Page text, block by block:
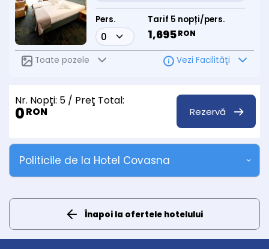
Pers. Tarif 5 nopți/pers.
1,695RON
Toate pozele Vezi Facilităţi
Nr. Nopţi: 5 / Preţ Total:
0RON Rezervă
Politicile de la Hotel Covasna
Înapoi la ofertele hotelului